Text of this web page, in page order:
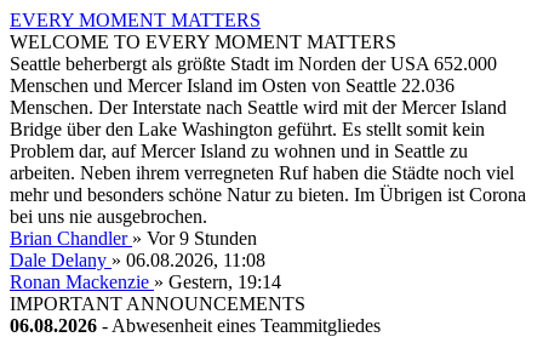
EVERY MOMENT MATTERS
WELCOME TO EVERY MOMENT MATTERS
Seattle beherbergt als größte Stadt im Norden der USA 652.000
Menschen und Mercer Island im Osten von Seattle 22.036
Menschen. Der Interstate nach Seattle wird mit der Mercer Island
Bridge über den Lake Washington geführt. Es stellt somit kein
Problem dar, auf Mercer Island zu wohnen und in Seattle zu
arbeiten. Neben ihrem verregneten Ruf haben die Städte noch viel
mehr und besonders schöne Natur zu bieten. Im Übrigen ist Corona
bei uns nie ausgebrochen.
Brian Chandler » Vor 9 Stunden
Dale Delany » 06.08.2026, 11:08
Ronan Mackenzie » Gestern, 19:14
IMPORTANT ANNOUNCEMENTS
06.08.2026 - Abwesenheit eines Teammitgliedes